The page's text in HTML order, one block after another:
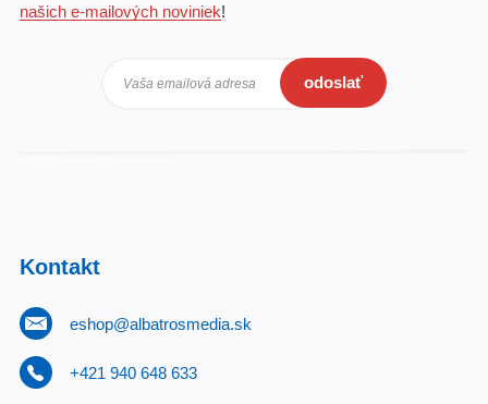
našich e-mailových noviniek!
Vaša emailová adresa odoslať
Kontakt
eshop@albatrosmedia.sk
+421 940 648 633